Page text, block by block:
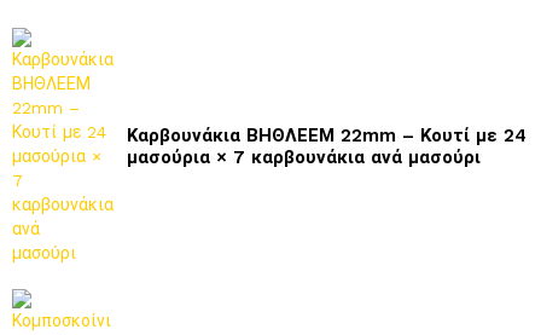
Καρβουνάκια ΒΗΘΛΕΕΜ 22mm – Κουτί με 24
μασούρια × 7 καρβουνάκια ανά μασούρι